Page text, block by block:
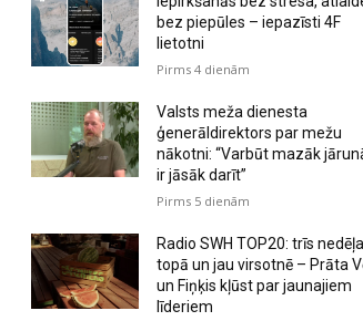
bez piepūles – iepazīsti 4F
lietotni
Pirms 4 dienām
Valsts meža dienesta
ģenerāldirektors par mežu
nākotni: “Varbūt mazāk
ir jāsāk darīt”
Pirms 5 dienām
Radio SWH TOP20: trīs
topā un jau virsotnē – Prāta
un Fiņķis kļūst par jaunajiem
līderiem